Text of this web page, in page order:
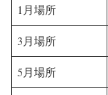
1月場所
3月場所
5月場所